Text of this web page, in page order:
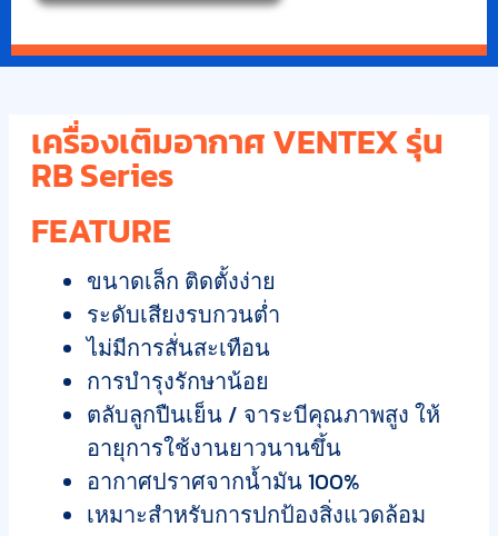
เครื่องเติมอากาศ VENTEX รุ่น
RB Series
FEATURE
ขนาดเล็ก ติดตั้งง่าย
ระดับเสียงรบกวนต่ำ
ไม่มีการสั่นสะเทือน
การบำรุงรักษาน้อย
ตลับลูกปืนเย็น / จาระบีคุณภาพสูง ให้
อายุการใช้งานยาวนานขึ้น
อากาศปราศจากน้ำมัน 100%
เหมาะสำหรับการปกป้องสิ่งแวดล้อม